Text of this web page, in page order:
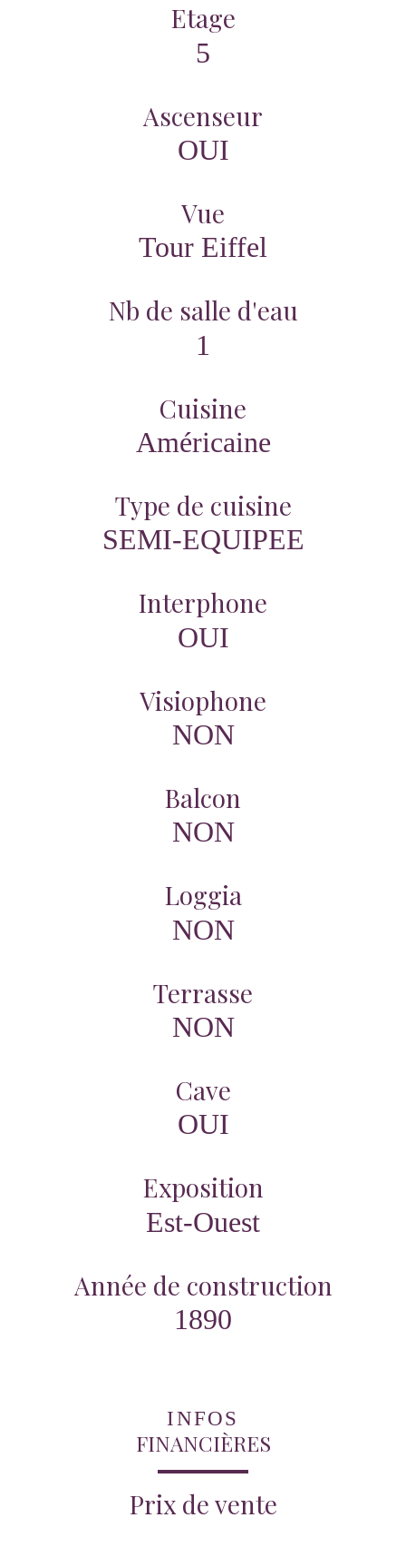
Etage
5
Ascenseur
OUI
Vue
Tour Eiffel
Nb de salle d'eau
1
Cuisine
Américaine
Type de cuisine
SEMI-EQUIPEE
Interphone
OUI
Visiophone
NON
Balcon
NON
Loggia
NON
Terrasse
NON
Cave
OUI
Exposition
Est-Ouest
Année de construction
1890
INFOS
FINANCIÈRES
Prix de vente